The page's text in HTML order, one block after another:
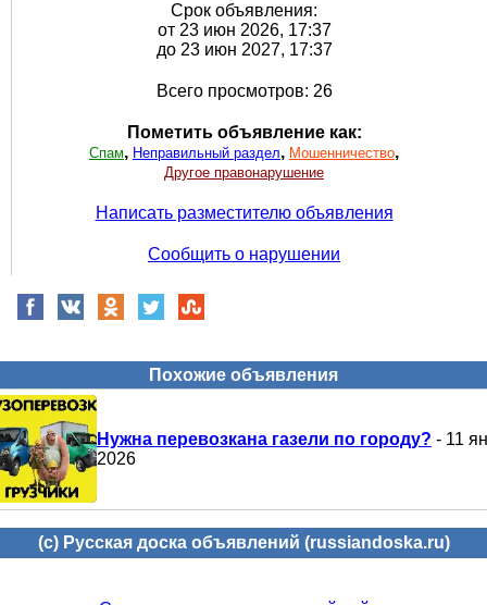
Срок объявления:
от 23 июн 2026, 17:37
до 23 июн 2027, 17:37
Всего просмотров: 26
Пометить объявление как:
Спам, Неправильный раздел, Мошенничество,
Другое правонарушение
Написать разместителю объявления
Сообщить о нарушении
Похожие объявления
Нужна перевозкана газели по городу? - 11
2026
(c) Русская доска объявлений (russiandoska.ru)